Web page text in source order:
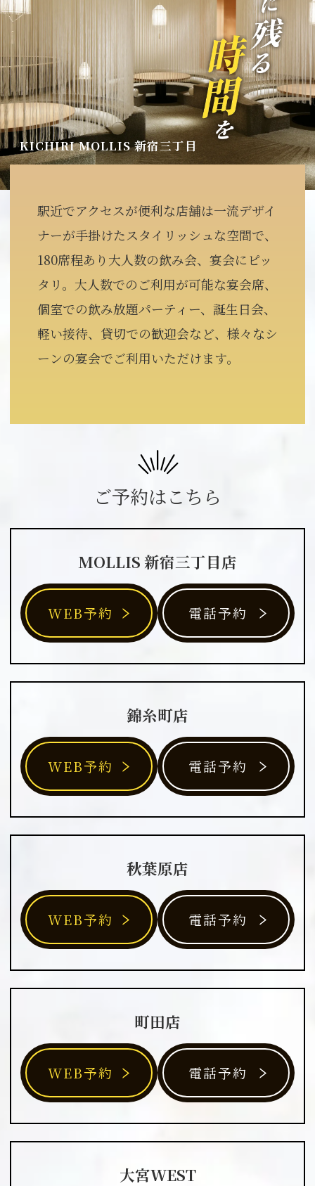
KICHIRI MOLLIS 新宿三丁目
駅近でアクセスが便利な店舗は一流デザイ
ナーが手掛けたスタイリッシュな空間で、
180席程あり大人数の飲み会、宴会にピッ
タリ。大人数でのご利用が可能な宴会席、
個室での飲み放題パーティー、誕生日会、
軽い接待、貸切での歓迎会など、様々なシ
ーンの宴会でご利用いただけます。
ご予約はこちら
MOLLIS 新宿三丁目店
WEB予約 電話予約
錦糸町店
WEB予約 電話予約
秋葉原店
WEB予約 電話予約
町田店
WEB予約 電話予約
大宮WEST